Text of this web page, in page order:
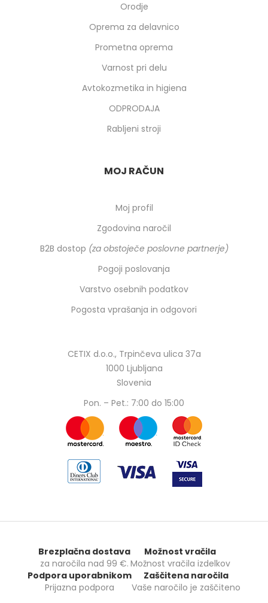
Orodje
Oprema za delavnico
Prometna oprema
Varnost pri delu
Avtokozmetika in higiena
ODPRODAJA
Rabljeni stroji
MOJ RAČUN
Moj profil
Zgodovina naročil
B2B dostop (za obstoječe poslovne partnerje)
Pogoji poslovanja
Varstvo osebnih podatkov
Pogosta vprašanja in odgovori
CETIX d.o.o., Trpinčeva ulica 37a
1000 Ljubljana
Slovenia
Pon. – Pet.: 7:00 do 15:00
Brezplačna dostava
za naročila nad 99 €.
Možnost vračila
Možnost vračila izdelkov
Podpora uporabnikom
Prijazna podpora
Zaščitena naročila
Vaše naročilo je zaščiteno